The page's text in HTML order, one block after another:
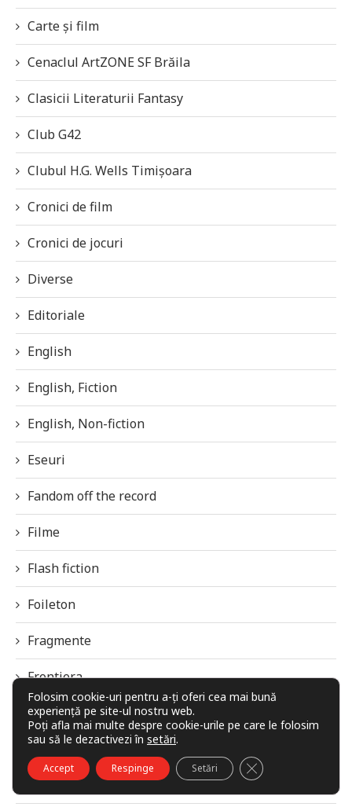
Carte și film
Cenaclul ArtZONE SF Brăila
Clasicii Literaturii Fantasy
Club G42
Clubul H.G. Wells Timișoara
Cronici de film
Cronici de jocuri
Diverse
Editoriale
English
English, Fiction
English, Non-fiction
Eseuri
Fandom off the record
Filme
Flash fiction
Foileton
Fragmente
Frontiera
Galaxia Imaginarului
Imagini / Grafică
Interviuri
Folosim cookie-uri pentru a-ți oferi cea mai bună
experiență pe site-ul nostru web.
Poți afla mai multe despre cookie-urile pe care le folosim
sau să le dezactivezi în setări.
Accept Respinge Setări CLOSE GDPR